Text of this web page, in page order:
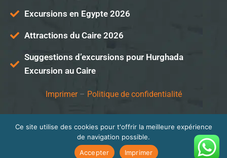
Excursions en Egypte 2026
Attractions du Caire 2026
Suggestions d’excursions pour Hurghada
Excursion au Caire
Imprimer– Politique de confidentialité
© Memnon Voyage 2026.
Powered with ❤️ byMemnon Reisen Group
Ce site utilise des cookies pour t'offrir la meilleure expérience
de navigation possible.
Accepter
Imprimer